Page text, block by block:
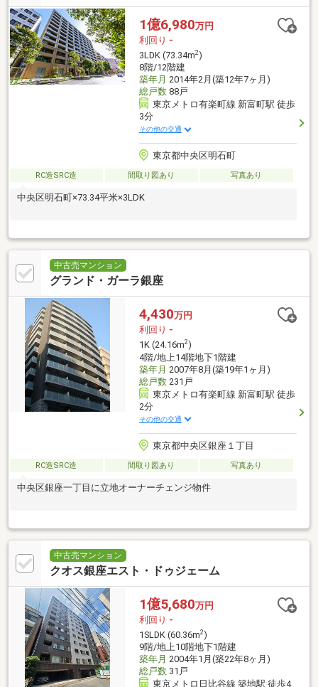
1億6,980万円
利回り -
3LDK (73.34m2)
8階/12階建
築年月 2014年2月(築12年7ヶ月)
総戸数88戸
東京メトロ有楽町線 新富町駅 徒歩
3分
その他の交通
東京都中央区明石町
RC造SRC造 間取り図あり 写真あり
中央区明石町×73.34平米×3LDK
中古売マンション
グランド・ガーラ銀座
4,430万円
利回り -
1K (24.16m2)
4階/地上14階地下1階建
築年月 2007年8月(築19年1ヶ月)
総戸数231戸
東京メトロ有楽町線 新富町駅 徒歩
2分
その他の交通
東京都中央区銀座１丁目
RC造SRC造 間取り図あり 写真あり
中央区銀座一丁目に立地オーナーチェンジ物件
中古売マンション
クオス銀座エスト・ドゥジェーム
1億5,680万円
利回り -
1SLDK (60.36m2)
9階/地上10階地下1階建
築年月 2004年1月(築22年8ヶ月)
総戸数31戸
東京メトロ日比谷線 築地駅 徒歩4